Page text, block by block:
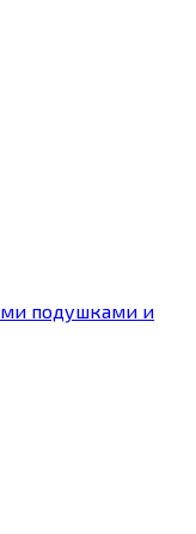
подушками и